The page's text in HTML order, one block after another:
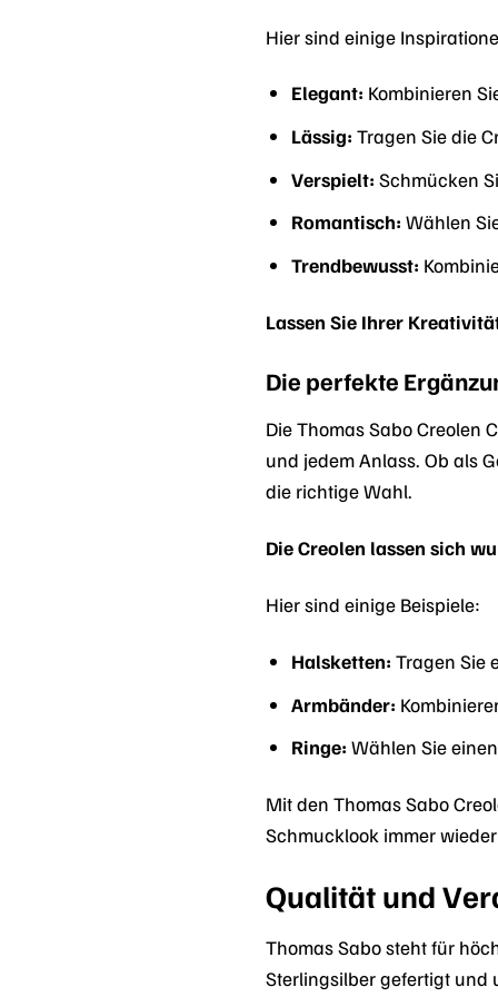
Hier sind einige
Elegant: Kombinieren
Lässig: Tragen Sie die
Verspielt: Schmücken
Romantisch: Wählen
Trendbewusst:
Lassen Sie Ihrer
Die perfekte
Die Thomas Sabo Creolen
und jedem Anlass. Ob als
die richtige Wahl.
Die Creolen lassen sich
Hier sind einige Beispiele:
Halsketten: Tragen Sie
Armbänder:
Ringe: Wählen Sie
Mit den Thomas Sabo
Schmucklook immer
Qualität und
Thomas Sabo steht für
Sterlingsilber gefertigt und